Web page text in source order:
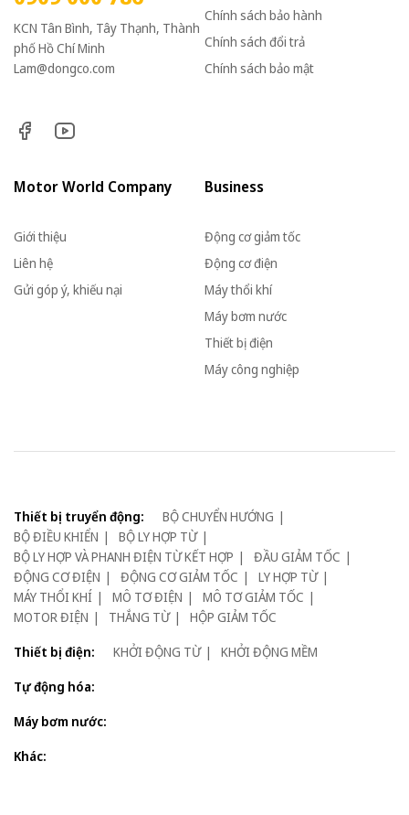
KCN Tân Bình, Tây Thạnh, Thành
phố Hồ Chí Minh
Lam@dongco.com
Chính sách bảo hành
Chính sách đổi trả
Chính sách bảo mật
Motor World Company
Giới thiệu
Liên hệ
Gửi góp ý, khiếu nại
Business
Động cơ giảm tốc
Động cơ điện
Máy thổi khí
Máy bơm nước
Thiết bị điện
Máy công nghiệp
Thiết bị truyển động:
BỘ CHUYỂN HƯỚNG
BỘ ĐIỀU KHIỂN
BỘ LY HỢP TỪ
BỘ LY HỢP VÀ PHANH ĐIỆN TỪ KẾT HỢP
ĐẦU GIẢM TỐC
ĐỘNG CƠ ĐIỆN
ĐỘNG CƠ GIẢM TỐC
LY HỢP TỪ
MÁY THỔI KHÍ
MÔ TƠ ĐIỆN
MÔ TƠ GIẢM TỐC
MOTOR ĐIỆN
THẮNG TỪ
HỘP GIẢM TỐC
Thiết bị điện:
KHỞI ĐỘNG TỪ
KHỞI ĐỘNG MỀM
Tự động hóa:
Máy bơm nước:
Khác: